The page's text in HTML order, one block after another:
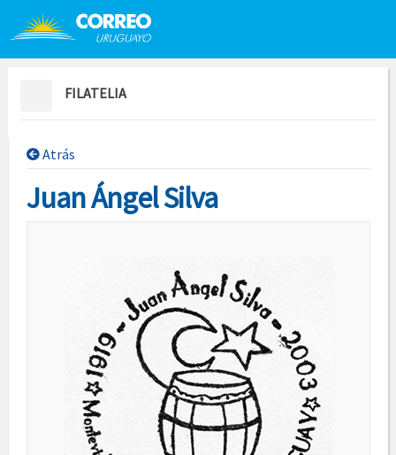
Saltar al contenido
FILATELIA
Atrás
Juan Ángel Silva